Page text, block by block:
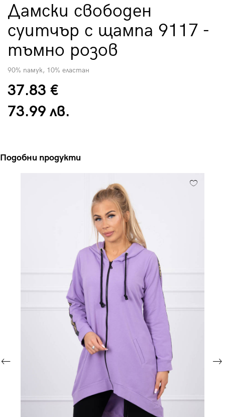
Дамски свободен
суитчър с щампа 9117 -
тъмно розов
90% памук, 10% еластан
37.83 €
73.99 лв.
Подобни продукти